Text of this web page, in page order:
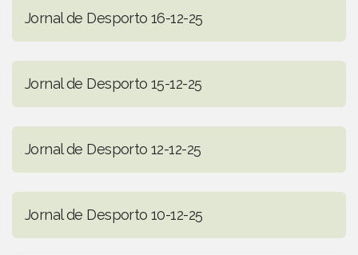
Jornal de Desporto 16-12-25
Jornal de Desporto 15-12-25
Jornal de Desporto 12-12-25
Jornal de Desporto 10-12-25